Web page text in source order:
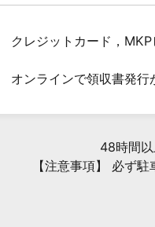
クレジットカード，
オンラインで領収書発行
48時間
【注意事項】 必ず